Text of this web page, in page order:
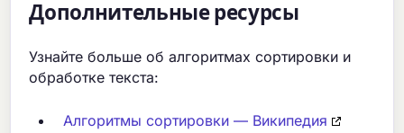
Дополнительные ресурсы
Узнайте больше об алгоритмах сортировки и
обработке текста:
Алгоритмы сортировки — Википедия